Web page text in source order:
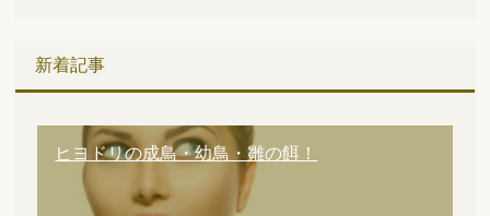
新着記事
ヒヨドリの成鳥・幼鳥・雛の餌！